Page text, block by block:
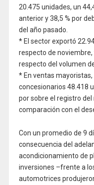
20.475 unidades, un
anterior y 38,5 % por
del año pasado.
* El sector exportó
respecto de
respecto del volumen
* En ventas
concesionarios 48.418
por sobre el registro del
comparación con el
Con un promedio de 9
consecuencia del
acondicionamiento de
inversiones –frente a
automotrices